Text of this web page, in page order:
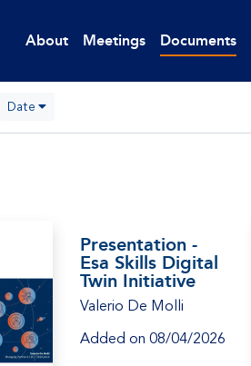
About Meetings Documents
Date
Presentation -
Esa Skills Digital
Twin Initiative
Valerio De Molli
Added on 08/04/2026